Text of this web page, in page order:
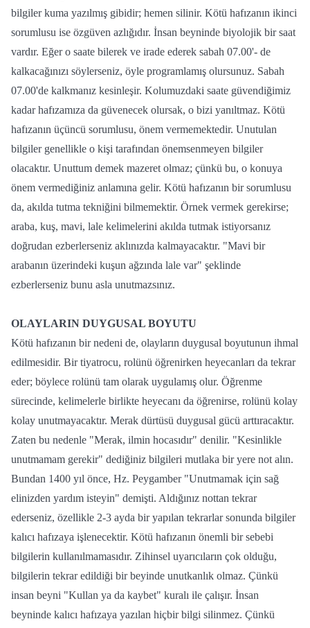
bilgiler kuma yazılmış gibidir; hemen silinir. Kötü hafızanın ikinci
sorumlusu ise özgüven azlığıdır. İnsan beyninde biyolojik bir saat
vardır. Eğer o saate bilerek ve irade ederek sabah 07.00'- de
kalkacağınızı söylerseniz, öyle programlamış olursunuz. Sabah
07.00'de kalkmanız kesinleşir. Kolumuzdaki saate güvendiğimiz
kadar hafızamıza da güvenecek olursak, o bizi yanıltmaz. Kötü
hafızanın üçüncü sorumlusu, önem vermemektedir. Unutulan
bilgiler genellikle o kişi tarafından önemsenmeyen bilgiler
olacaktır. Unuttum demek mazeret olmaz; çünkü bu, o konuya
önem vermediğiniz anlamına gelir. Kötü hafızanın bir sorumlusu
da, akılda tutma tekniğini bilmemektir. Örnek vermek gerekirse;
araba, kuş, mavi, lale kelimelerini akılda tutmak istiyorsanız
doğrudan ezberlerseniz aklınızda kalmayacaktır. "Mavi bir
arabanın üzerindeki kuşun ağzında lale var" şeklinde
ezberlerseniz bunu asla unutmazsınız.
OLAYLARIN DUYGUSAL BOYUTU
Kötü hafızanın bir nedeni de, olayların duygusal boyutunun ihmal
edilmesidir. Bir tiyatrocu, rolünü öğrenirken heyecanları da tekrar
eder; böylece rolünü tam olarak uygulamış olur. Öğrenme
sürecinde, kelimelerle birlikte heyecanı da öğrenirse, rolünü kolay
kolay unutmayacaktır. Merak dürtüsü duygusal gücü arttıracaktır.
Zaten bu nedenle "Merak, ilmin hocasıdır" denilir. "Kesinlikle
unutmamam gerekir" dediğiniz bilgileri mutlaka bir yere not alın.
Bundan 1400 yıl önce, Hz. Peygamber "Unutmamak için sağ
elinizden yardım isteyin" demişti. Aldığınız nottan tekrar
ederseniz, özellikle 2-3 ayda bir yapılan tekrarlar sonunda bilgiler
kalıcı hafızaya işlenecektir. Kötü hafızanın önemli bir sebebi
bilgilerin kullanılmamasıdır. Zihinsel uyarıcıların çok olduğu,
bilgilerin tekrar edildiği bir beyinde unutkanlık olmaz. Çünkü
insan beyni "Kullan ya da kaybet" kuralı ile çalışır. İnsan
beyninde kalıcı hafızaya yazılan hiçbir bilgi silinmez. Çünkü